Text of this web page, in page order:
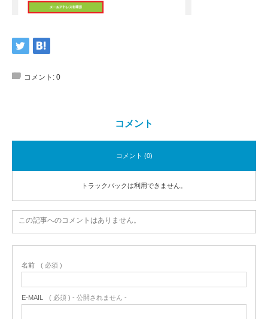
コメント: 0
コメント
コメント (0)
トラックバックは利用できません。
この記事へのコメントはありません。
名前 ( 必須 )
E-MAIL ( 必須 ) - 公開されません -